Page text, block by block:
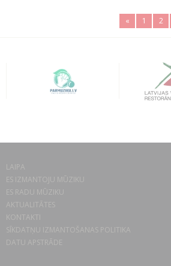
« 1 2
LAIPA
ES IZMANTOJU MŪZIKU
ES RADU MŪZIKU
AKTUALITĀTES
KONTAKTI
SĪKDATŅU IZMANTOŠANAS POLITIKA
DATU APSTRĀDE